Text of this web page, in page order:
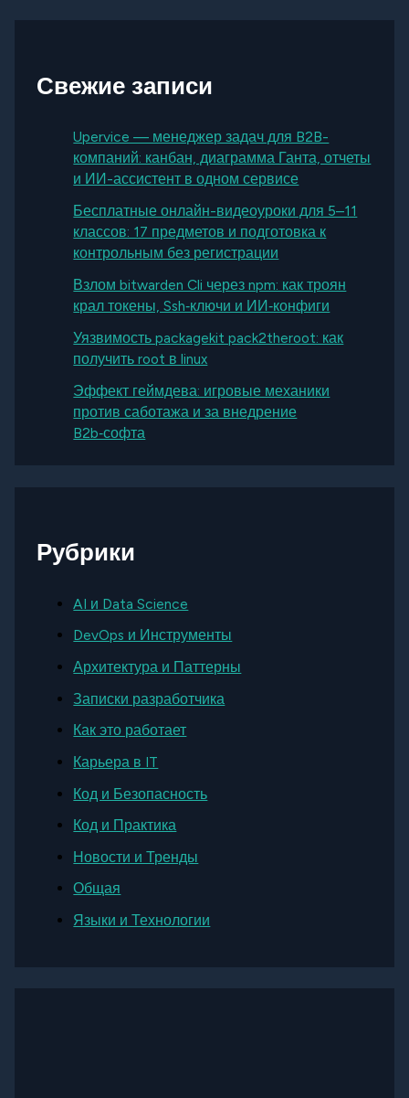
Свежие записи
Upervice — менеджер задач для B2B-
компаний: канбан, диаграмма Ганта, отчеты
и ИИ-ассистент в одном сервисе
Бесплатные онлайн-видеоуроки для 5–11
классов: 17 предметов и подготовка к
контрольным без регистрации
Взлом bitwarden Cli через npm: как троян
крал токены, Ssh‑ключи и ИИ‑конфиги
Уязвимость packagekit pack2theroot: как
получить root в linux
Эффект геймдева: игровые механики
против саботажа и за внедрение
B2b‑софта
Рубрики
AI и Data Science
DevOps и Инструменты
Архитектура и Паттерны
Записки разработчика
Как это работает
Карьера в IT
Код и Безопасность
Код и Практика
Новости и Тренды
Общая
Языки и Технологии